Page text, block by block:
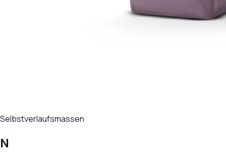
Selbstverlaufsmassen
N